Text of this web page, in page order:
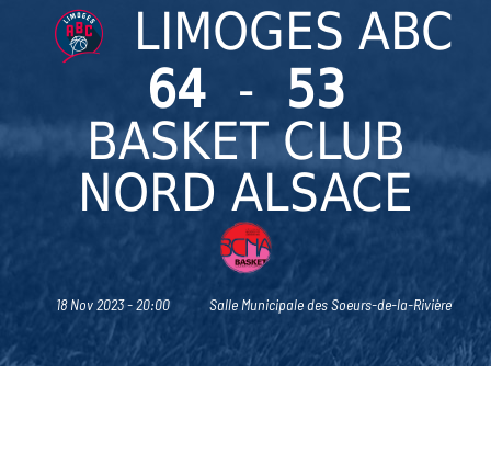
LIMOGES ABC
64 - 53
BASKET CLUB
NORD ALSACE
18 Nov 2023 - 20:00 Salle Municipale des Soeurs-de-la-Rivière